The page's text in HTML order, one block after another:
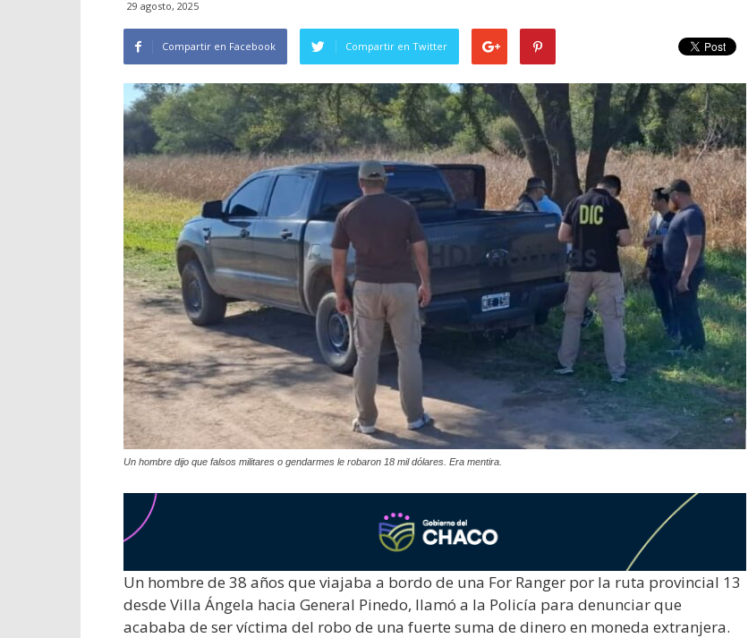
29 agosto, 2025
Compartir en Facebook Compartir en Twitter
Un hombre dijo que falsos militares o gendarmes le robaron 18 mil dólares. Era mentira.
Un hombre de 38 años que viajaba a bordo de una For Ranger por la ruta provincial 13
desde Villa Ángela hacia General Pinedo, llamó a la Policía para denunciar que
acababa de ser víctima del robo de una fuerte suma de dinero en moneda extranjera.